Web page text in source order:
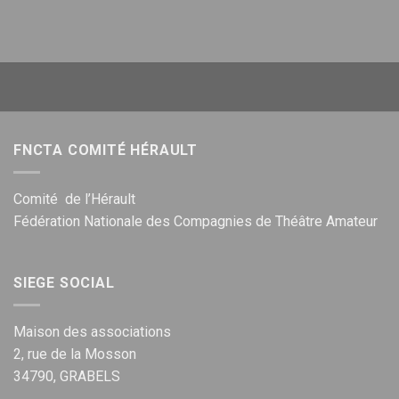
FNCTA COMITÉ HÉRAULT
Comité de l’Hérault
Fédération Nationale des Compagnies de Théâtre Amateur
SIEGE SOCIAL
Maison des associations
2, rue de la Mosson
34790, GRABELS